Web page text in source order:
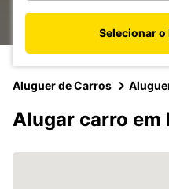
Selecionar
Aluguer de Carros
Alugar carro em